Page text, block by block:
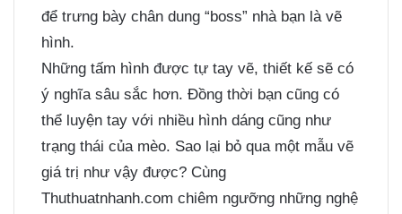
để trưng bày chân dung “boss” nhà bạn là vẽ
hình.
Những tấm hình được tự tay vẽ, thiết kế sẽ có
ý nghĩa sâu sắc hơn. Đồng thời bạn cũng có
thể luyện tay với nhiều hình dáng cũng như
trạng thái của mèo. Sao lại bỏ qua một mẫu vẽ
giá trị như vậy được? Cùng
Thuthuatnhanh.com chiêm ngưỡng những nghệ